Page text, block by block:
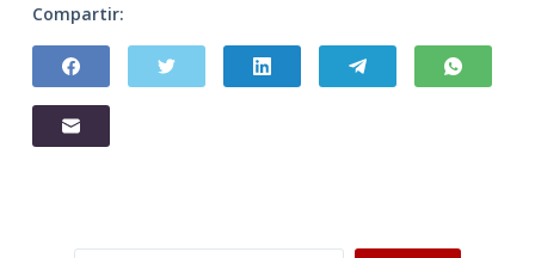
Compartir: